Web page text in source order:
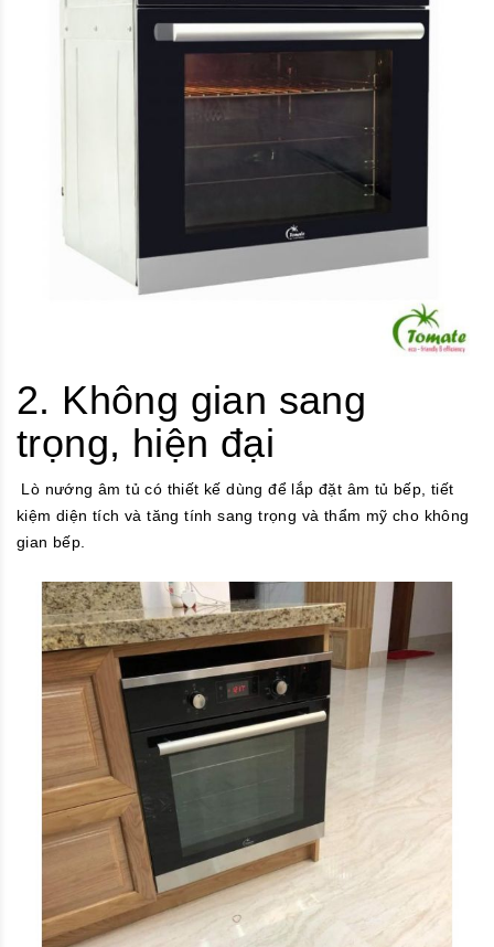
2. Không gian sang
trọng, hiện đại
Lò nướng âm tủ có thiết kế dùng để lắp đặt âm tủ bếp, tiết
kiệm diện tích và tăng tính sang trọng và thẩm mỹ cho không
gian bếp.